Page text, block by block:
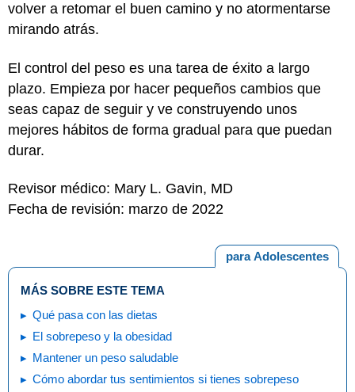
volver a retomar el buen camino y no atormentarse
mirando atrás.
El control del peso es una tarea de éxito a largo
plazo. Empieza por hacer pequeños cambios que
seas capaz de seguir y ve construyendo unos
mejores hábitos de forma gradual para que puedan
durar.
Revisor médico: Mary L. Gavin, MD
Fecha de revisión: marzo de 2022
para Adolescentes
MÁS SOBRE ESTE TEMA
Qué pasa con las dietas
El sobrepeso y la obesidad
Mantener un peso saludable
Cómo abordar tus sentimientos si tienes sobrepeso